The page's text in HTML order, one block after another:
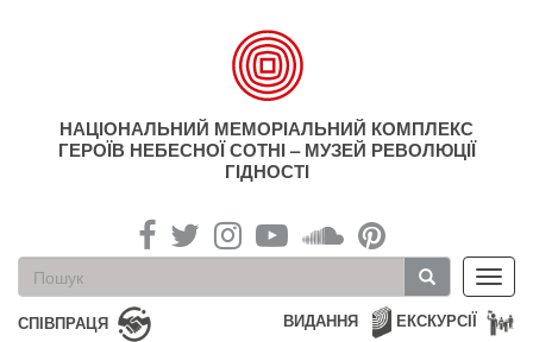
НАЦІОНАЛЬНИЙ МЕМОРІАЛЬНИЙ КОМПЛЕКС
ГЕРОЇВ НЕБЕСНОЇ СОТНІ – МУЗЕЙ РЕВОЛЮЦІЇ
ГІДНОСТІ
Пошукова
форма
Пошук
СПІВПРАЦЯ ЕКСКУРСІЇ
ВИДАННЯ